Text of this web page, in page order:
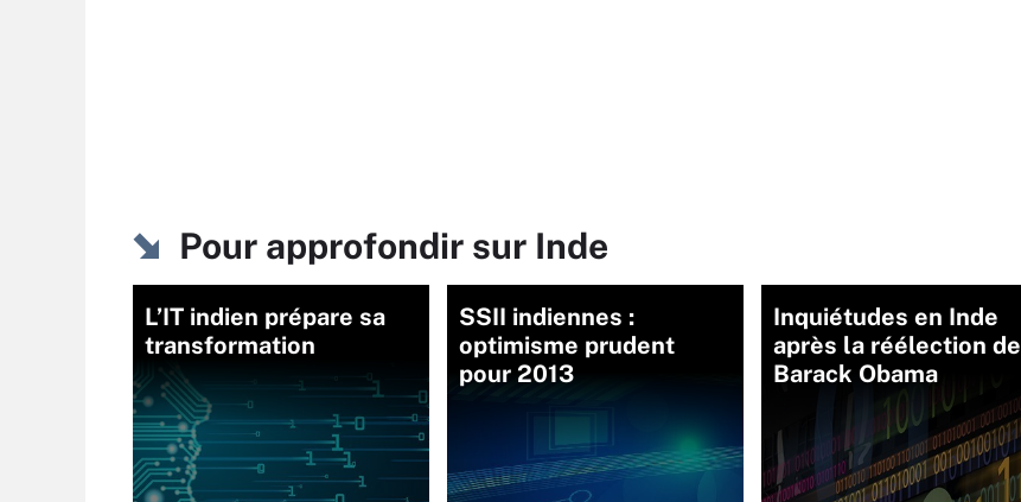
Pour approfondir sur Inde
L’IT indien prépare sa
transformation
SSII indiennes :
optimisme prudent
pour 2013
Inquiétudes en Inde
après la réélection de
Barack Obama